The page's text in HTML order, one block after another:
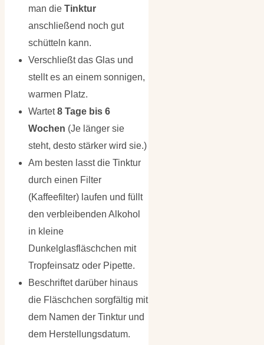
man die Tinktur
anschließend noch gut
schütteln kann.
Verschließt das Glas und
stellt es an einem sonnigen,
warmen Platz.
Wartet8 Tage bis 6
Wochen (Je länger sie
steht, desto stärker wird sie.)
Am besten lasst die Tinktur
durch einen Filter
(Kaffeefilter) laufen und füllt
den verbleibenden Alkohol
in kleine
Dunkelglasfläschchen mit
Tropfeinsatz oder Pipette.
Beschriftet darüber hinaus
die Fläschchen sorgfältig mit
dem Namen der Tinktur und
dem Herstellungsdatum.